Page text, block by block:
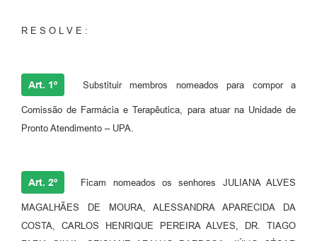
R E S O L V E :
Art. 1º Substituir membros nomeados para compor a
Comissão de Farmácia e Terapêutica, para atuar na Unidade de
Pronto Atendimento – UPA.
Art. 2º Ficam nomeados os senhores JULIANA ALVES
MAGALHÃES DE MOURA, ALESSANDRA APARECIDA DA
COSTA, CARLOS HENRIQUE PEREIRA ALVES, DR. TIAGO